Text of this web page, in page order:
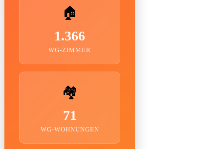
🏠
1.366
WG-ZIMMER
🏘️
71
WG-WOHNUNGEN